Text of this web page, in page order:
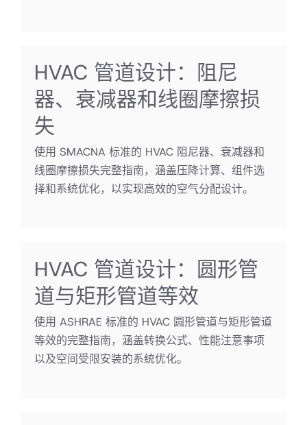
HVAC 管道设计：阻尼
器、衰减器和线圈摩擦损
失
使用 SMACNA 标准的 HVAC 阻尼器、衰减器和
线圈摩擦损失完整指南，涵盖压降计算、组件选
择和系统优化，以实现高效的空气分配设计。
HVAC 管道设计：圆形管
道与矩形管道等效
使用 ASHRAE 标准的 HVAC 圆形管道与矩形管道
等效的完整指南，涵盖转换公式、性能注意事项
以及空间受限安装的系统优化。